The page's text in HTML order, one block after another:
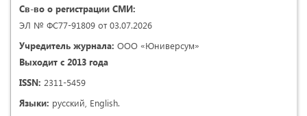
Св-во о регистрации СМИ:
ЭЛ № ФС77-91809 от 03.07.2026
Учредитель журнала: ООО «Юниверсум»
Выходит с 2013 года
ISSN: 2311-5459
Языки: русский, English.